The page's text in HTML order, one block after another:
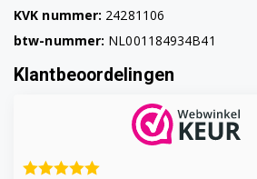
KVK nummer: 24281106
btw-nummer: NL001184934B41
Klantbeoordelingen